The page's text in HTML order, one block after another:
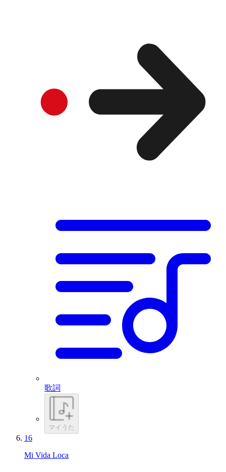
歌詞
マイうた
16
Mi Vida Loca